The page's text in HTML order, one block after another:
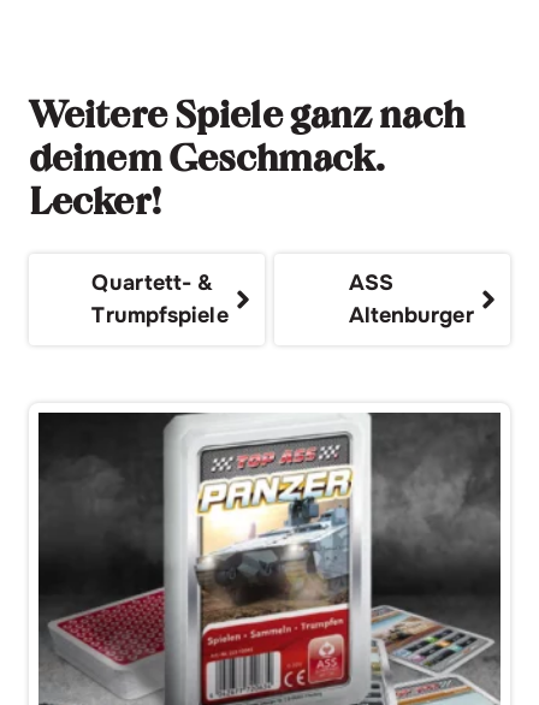
Weitere Spiele ganz nach
deinem Geschmack.
Lecker!
Quartett- &
Trumpfspiele
ASS
Altenburger